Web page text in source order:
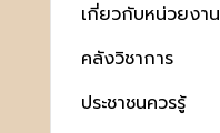
เกี่ยวกับหน่วยงาน
คลังวิชาการ
ประชาชนควรรู้